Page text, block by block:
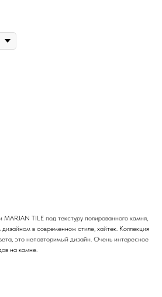
TILE под текстуру полированного камня,
в современном стиле, хайтек. Коллекция
это неповторимый дизайн. Очень интересное
на камне.